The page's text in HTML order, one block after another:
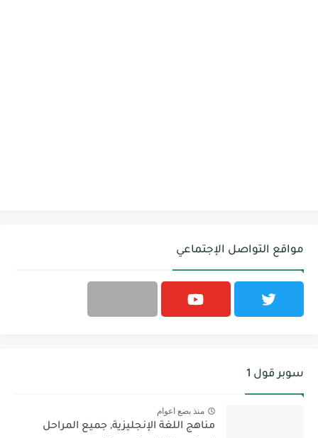
مواقع التواصل الإجتماعي
سوبر قول 1
منذ بضع اعوام
مناهج اللغة الإنجليزية, جميع المراحل